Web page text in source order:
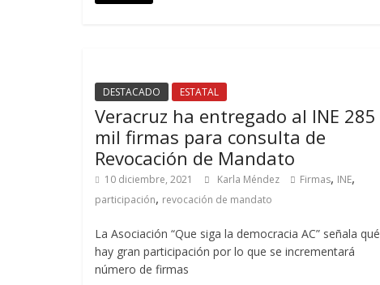
DESTACADO ESTATAL
Veracruz ha entregado al INE 285
mil firmas para consulta de
Revocación de Mandato
10 diciembre, 2021 Karla Méndez Firmas, INE,
participación, revocación de mandato
La Asociación “Que siga la democracia AC” señala qué
hay gran participación por lo que se incrementará
número de firmas